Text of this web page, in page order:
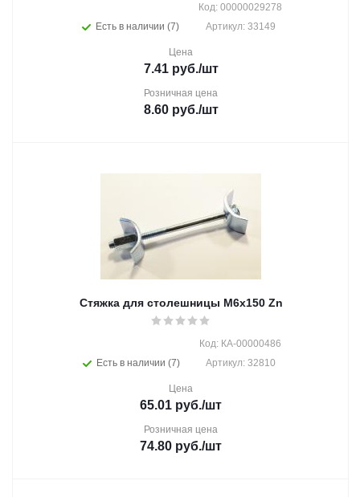
Есть в наличии (7)
Код: 00000029278
Артикул: 33149
Цена
7.41руб./шт
Розничная цена
8.60руб./шт
Стяжка для столешницы M6x150 Zn
Есть в наличии (7)
Код: КА-00000486
Артикул: 32810
Цена
65.01 руб./шт
Розничная цена
74.80 руб./шт